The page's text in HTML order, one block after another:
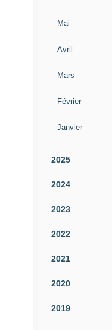
Mai
Avril
Mars
Février
Janvier
2025
2024
2023
2022
2021
2020
2019